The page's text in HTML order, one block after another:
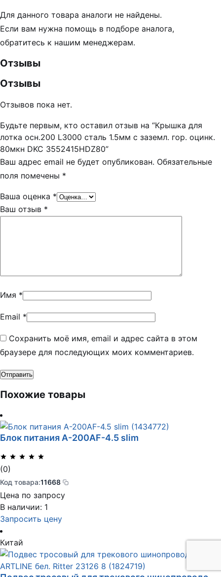
Для данного товара аналоги не найдены.
Если вам нужна помощь в подборе аналога,
обратитесь к нашим менеджерам.
Отзывы
Отзывы
Отзывов пока нет.
Будьте первым, кто оставил отзыв на “Крышка для
лотка осн.200 L3000 сталь 1.5мм с заземл. гор. оцинк.
80мкн DKC 3552415HDZ80”
Ваш адрес email не будет опубликован. Обязательные
поля помечены *
Ваша оценка *
Ваш отзыв *
Имя *
Email *
Сохранить моё имя, email и адрес сайта в этом
браузере для последующих моих комментариев.
Похожие товары
Блок питания A-200AF-4.5 slim
(0)
Код товара:11668
Цена по запросу
В наличии: 1
Запросить цену
Китай